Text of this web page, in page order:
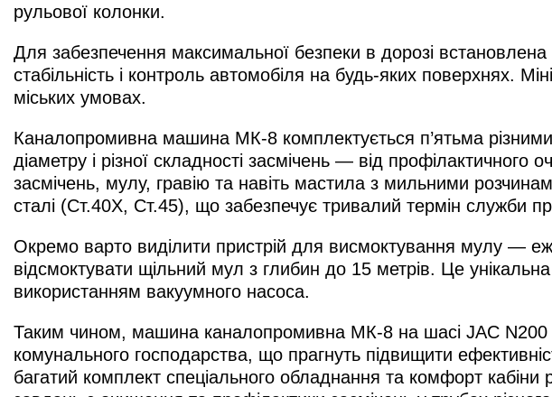
рульової колонки.
Для забезпечення максимальної безпеки в дорозі
стабільність і контроль автомобіля на будь-яких поверхнях.
міських умовах.
Каналопромивна машина МК-8 комплектується п’ятьма
діаметру і різної складності засмічень — від
засмічень, мулу, гравію та навіть мастила з мильними
сталі (Ст.40Х, Ст.45), що забезпечує тривалий термін служби
Окремо варто виділити пристрій для висмоктування мулу —
відсмоктувати щільний мул з глибин до 15 метрів. Це
використанням вакуумного насоса.
Таким чином, машина каналопромивна МК-8 на шасі JAC N200
комунального господарства, що прагнуть підвищити
багатий комплект спеціального обладнання та комфорт